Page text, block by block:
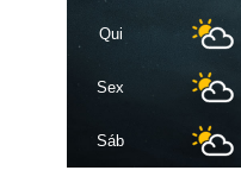
Qui
Sex
Sáb